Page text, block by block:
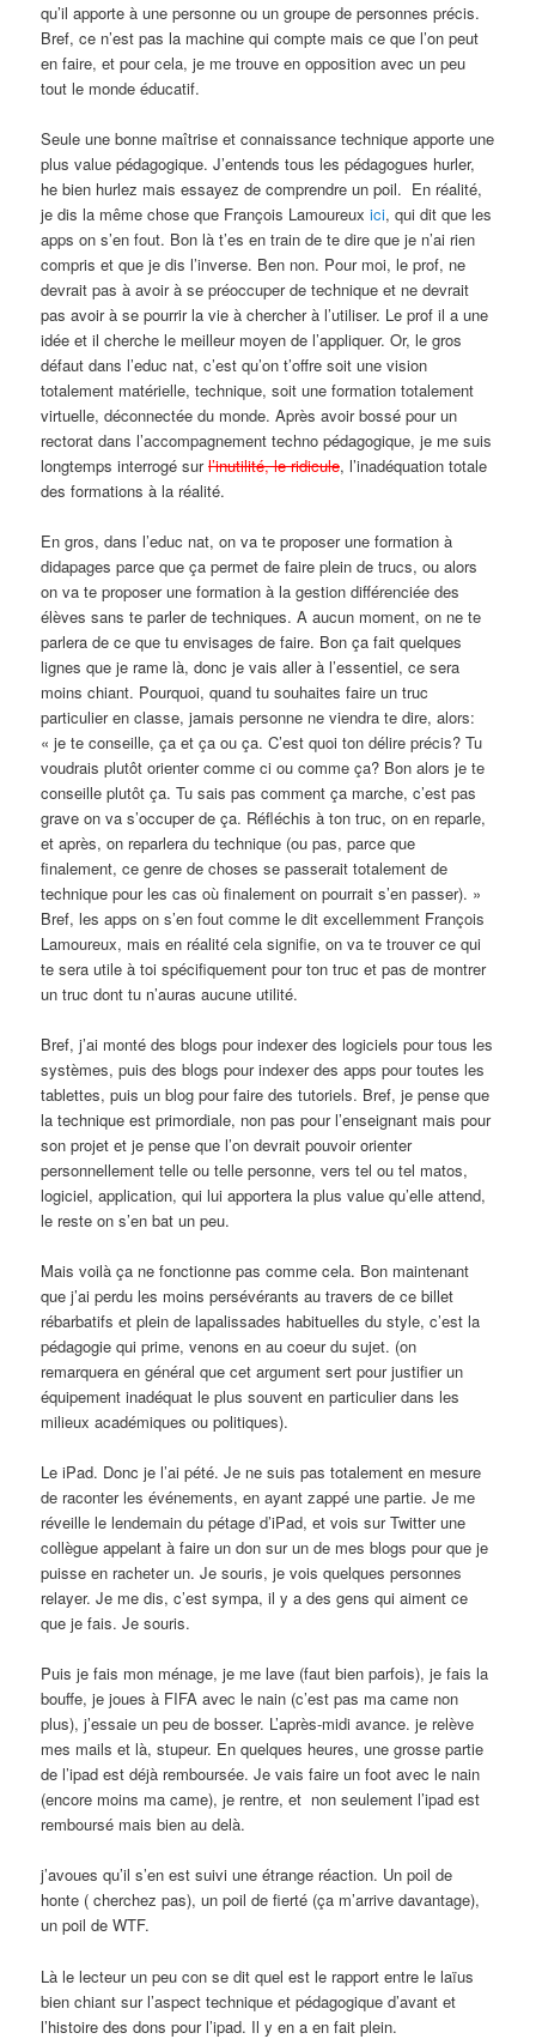
qu’il apporte à une personne ou un groupe de personnes précis.
Bref, ce n’est pas la machine qui compte mais ce que l’on peut
en faire, et pour cela, je me trouve en opposition avec un peu
tout le monde éducatif.
Seule une bonne maîtrise et connaissance technique apporte une
plus value pédagogique. J’entends tous les pédagogues hurler,
he bien hurlez mais essayez de comprendre un poil. En réalité,
je dis la même chose que François Lamoureuxici, qui dit que les
apps on s’en fout. Bon là t’es en train de te dire que je n’ai rien
compris et que je dis l’inverse. Ben non. Pour moi, le prof, ne
devrait pas à avoir à se préoccuper de technique et ne devrait
pas avoir à se pourrir la vie à chercher à l’utiliser. Le prof il a une
idée et il cherche le meilleur moyen de l’appliquer. Or, le gros
défaut dans l’educ nat, c’est qu’on t’offre soit une vision
totalement matérielle, technique, soit une formation totalement
virtuelle, déconnectée du monde. Après avoir bossé pour un
rectorat dans l’accompagnement techno pédagogique, je me suis
longtemps interrogé surl’inutilité, le ridicule, l’inadéquation totale
des formations à la réalité.
En gros, dans l’educ nat, on va te proposer une formation à
didapages parce que ça permet de faire plein de trucs, ou alors
on va te proposer une formation à la gestion différenciée des
élèves sans te parler de techniques. A aucun moment, on ne te
parlera de ce que tu envisages de faire. Bon ça fait quelques
lignes que je rame là, donc je vais aller à l’essentiel, ce sera
moins chiant. Pourquoi, quand tu souhaites faire un truc
particulier en classe, jamais personne ne viendra te dire, alors:
« je te conseille, ça et ça ou ça. C’est quoi ton délire précis? Tu
voudrais plutôt orienter comme ci ou comme ça? Bon alors je te
conseille plutôt ça. Tu sais pas comment ça marche, c’est pas
grave on va s’occuper de ça. Réfléchis à ton truc, on en reparle,
et après, on reparlera du technique (ou pas, parce que
finalement, ce genre de choses se passerait totalement de
technique pour les cas où finalement on pourrait s’en passer). »
Bref, les apps on s’en fout comme le dit excellemment François
Lamoureux, mais en réalité cela signifie, on va te trouver ce qui
te sera utile à toi spécifiquement pour ton truc et pas de montrer
un truc dont tu n’auras aucune utilité.
Bref, j’ai monté des blogs pour indexer des logiciels pour tous les
systèmes, puis des blogs pour indexer des apps pour toutes les
tablettes, puis un blog pour faire des tutoriels. Bref, je pense que
la technique est primordiale, non pas pour l’enseignant mais pour
son projet et je pense que l’on devrait pouvoir orienter
personnellement telle ou telle personne, vers tel ou tel matos,
logiciel, application, qui lui apportera la plus value qu’elle attend,
le reste on s’en bat un peu.
Mais voilà ça ne fonctionne pas comme cela. Bon maintenant
que j’ai perdu les moins persévérants au travers de ce billet
rébarbatifs et plein de lapalissades habituelles du style, c’est la
pédagogie qui prime, venons en au coeur du sujet. (on
remarquera en général que cet argument sert pour justifier un
équipement inadéquat le plus souvent en particulier dans les
milieux académiques ou politiques).
Le iPad. Donc je l’ai pété. Je ne suis pas totalement en mesure
de raconter les événements, en ayant zappé une partie. Je me
réveille le lendemain du pétage d’iPad, et vois sur Twitter une
collègue appelant à faire un don sur un de mes blogs pour que je
puisse en racheter un. Je souris, je vois quelques personnes
relayer. Je me dis, c’est sympa, il y a des gens qui aiment ce
que je fais. Je souris.
Puis je fais mon ménage, je me lave (faut bien parfois), je fais la
bouffe, je joues à FIFA avec le nain (c’est pas ma came non
plus), j’essaie un peu de bosser. L’après-midi avance. je relève
mes mails et là, stupeur. En quelques heures, une grosse partie
de l’ipad est déjà remboursée. Je vais faire un foot avec le nain
(encore moins ma came), je rentre, et non seulement l’ipad est
remboursé mais bien au delà.
j’avoues qu’il s’en est suivi une étrange réaction. Un poil de
honte ( cherchez pas), un poil de fierté (ça m’arrive davantage),
un poil de WTF.
Là le lecteur un peu con se dit quel est le rapport entre le laïus
bien chiant sur l’aspect technique et pédagogique d’avant et
l’histoire des dons pour l’ipad. Il y en a en fait plein.